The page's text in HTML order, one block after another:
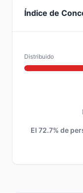
Índice de
Distribuido
El 72.7% de